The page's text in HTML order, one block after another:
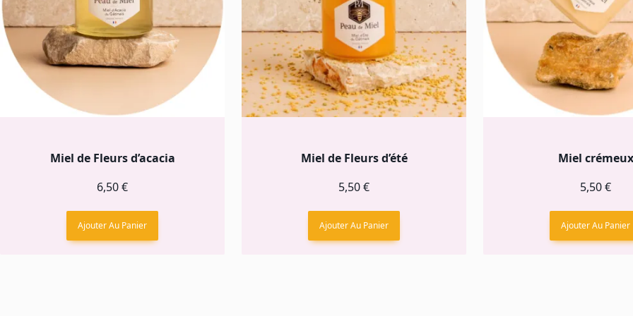
Miel de Fleurs d’acacia
6,50€
Ajouter Au Panier
Miel de Fleurs d’été
5,50€
Ajouter Au Panier
Miel crémeux
5,50€
Ajouter Au Panier